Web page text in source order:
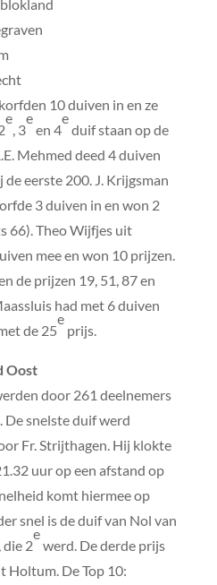
10 duiven in en ze
e
, 3
e
en 4
e
duif staan op de
Mehmed deed 4 duiven
eerste 200. J. Krijgsman
3 duiven in en won 2
66). Theo Wijfjes uit
mee en won 10 prijzen.
de prijzen 19, 51, 87 en
had met 6 duiven
de 25
e
prijs.
Oost
door 261 deelnemers
De snelste duif werd
Fr. Strijthagen. Hij klokte
uur op een afstand op
komt hiermee op
snel is de duif van Nol van
2
e
werd. De derde prijs
Holtum. De Top 10: